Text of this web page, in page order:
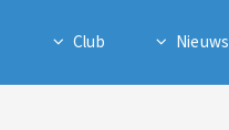
Club Nieuws